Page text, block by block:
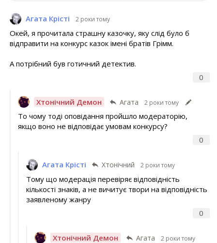
Агата Крісті 2 роки тому
0
Окей, я прочитала страшну казочку, яку слід було б
відправити на конкурс казок імені братів Грімм.
А потрібний був готичний детектив.
Хтонічний Демон Агата 2 роки тому
0
То чому тоді оповідання пройшло модераторію,
якщо воно не відповідає умовам конкурсу?
Агата Крісті Хтонічний 2 роки тому
0
Тому що модерація перевіряє відповідність
кількості знаків, а не вичитує твори на відповідність
заявленому жанру
Хтонічний Демон Агата 2 роки тому